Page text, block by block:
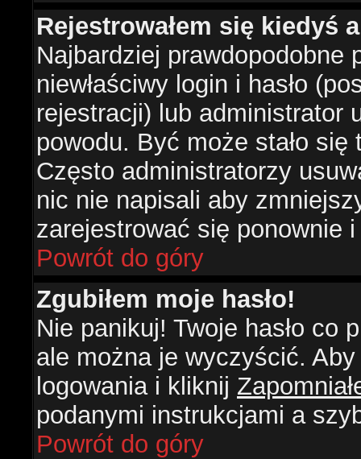
Rejestrowałem się kiedyś
Najbardziej prawdopodobne
niewłaściwy login i hasło
rejestracji) lub administrator
powodu. Być może stało
Często administratorzy
nic nie napisali aby
zarejestrować się ponownie
Powrót do góry
Zgubiłem moje hasło!
Nie panikuj! Twoje hasło co
ale można je wyczyścić.
logowania i kliknij
podanymi instrukcjami a
Powrót do góry